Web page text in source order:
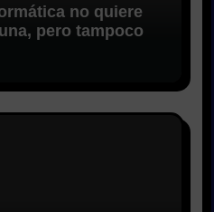
no quiere
pero tampoco